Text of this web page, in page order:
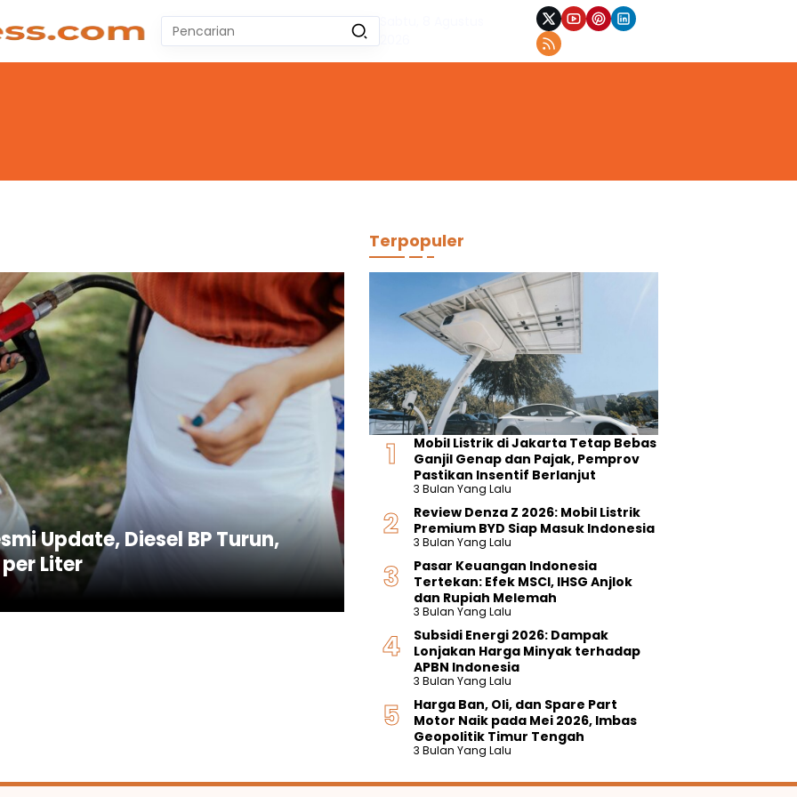
Pencarian
untuk:
Sabtu, 8 Agustus
Update, Diesel BP Turun,
Liter
Terpopuler
Mobil Listrik di Jakarta Tetap Bebas
Ganjil Genap dan Pajak, Pemprov
Pastikan Insentif Berlanjut
3 Bulan Yang Lalu
Review Denza Z 2026: Mobil Listrik
Premium BYD Siap Masuk Indonesia
3 Bulan Yang Lalu
Pasar Keuangan Indonesia
Tertekan: Efek MSCI, IHSG Anjlok
dan Rupiah Melemah
3 Bulan Yang Lalu
Subsidi Energi 2026: Dampak
Lonjakan Harga Minyak terhadap
APBN Indonesia
3 Bulan Yang Lalu
Harga Ban, Oli, dan Spare Part
Motor Naik pada Mei 2026, Imbas
Geopolitik Timur Tengah
3 Bulan Yang Lalu